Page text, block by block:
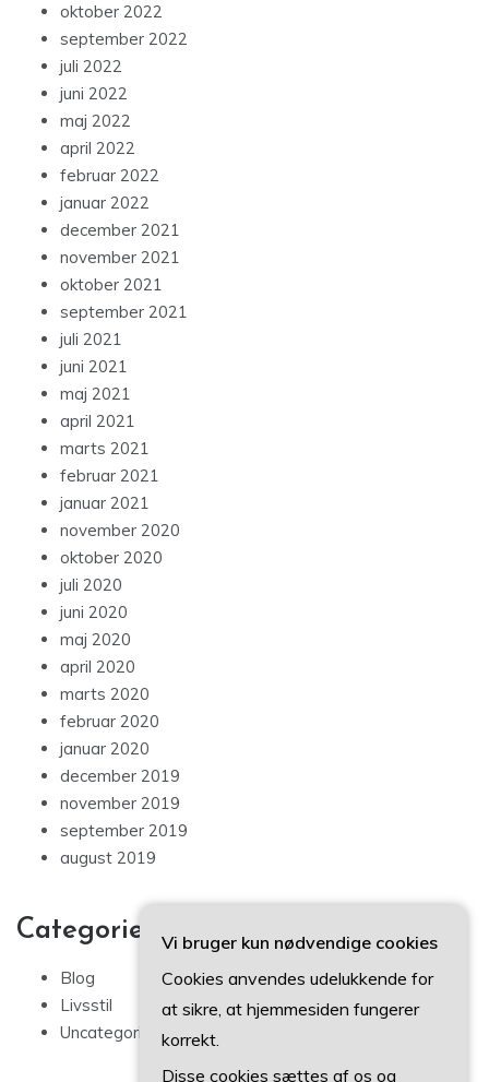
oktober 2022
september 2022
juli 2022
juni 2022
maj 2022
april 2022
februar 2022
januar 2022
december 2021
november 2021
oktober 2021
september 2021
juli 2021
juni 2021
maj 2021
april 2021
marts 2021
februar 2021
januar 2021
november 2020
oktober 2020
juli 2020
juni 2020
maj 2020
april 2020
marts 2020
februar 2020
januar 2020
december 2019
november 2019
september 2019
august 2019
Categories
Blog
Livsstil
Uncategorized
Vi bruger kun nødvendige cookies
Cookies anvendes udelukkende for
at sikre, at hjemmesiden fungerer
korrekt.
Disse cookies sættes af os og